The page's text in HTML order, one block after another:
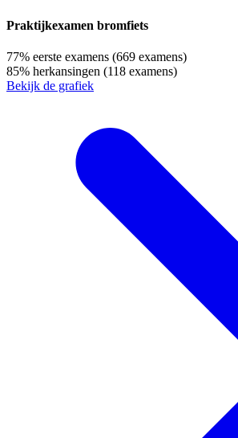
Praktijkexamen bromfiets
77% eerste examens (669 examens)
85% herkansingen (118 examens)
Bekijk de grafiek